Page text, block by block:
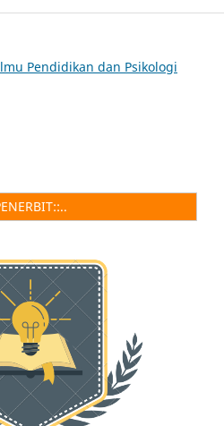
Pendidikan dan Psikologi